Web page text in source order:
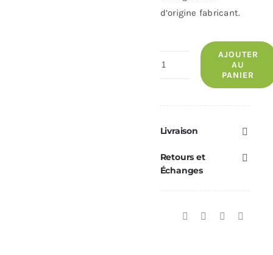
d’origine fabricant.
quantité
Finition
Ø200
AJOUTER
AU
PANIER
Livraison
Retours et
Échanges